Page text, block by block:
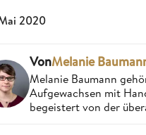
2020
VonMelanie
Melanie Baumann
Aufgewachsen mit
begeistert von der